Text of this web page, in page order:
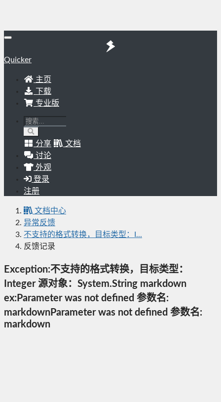
Quicker
主页
下载
专业版
分享
文档
讨论
外观
登录
注册
文档中心
异常反馈
不支持的格式转换，目标类型：I...
反馈记录
Exception:不支持的格式转换，目标类型：
Integer 源对象：System.String markdown
ex:Parameter was not defined 参数名:
markdownParameter was not defined 参数名:
markdown